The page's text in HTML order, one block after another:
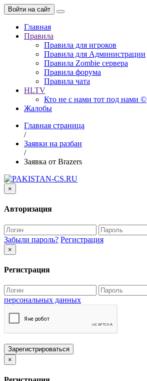
Войти на сайт
Главная
Правила
Правила для игроков
Правила для Администрации
Правила Zombie сервера
Правила форума
Правила чата
HLTV
Кто не с нами тот под нами ©
Жалобы
Главная страница
/
Заявки на разбан
/
Заявка от Brazers
×
Авторизация
Забыли пароль? Регистрация
×
Регистрация
персональных данных
Зарегистрироваться
×